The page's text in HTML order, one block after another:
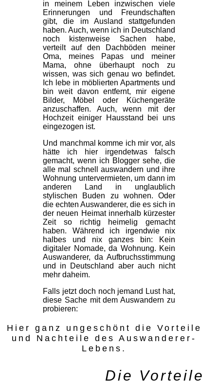
in meinem Leben inzwischen viele
Erinnerungen und Freundschaften
gibt, die im Ausland stattgefunden
haben. Auch, wenn ich in Deutschland
noch kistenweise Sachen habe,
verteilt auf den Dachböden meiner
Oma, meines Papas und meiner
Mama, ohne überhaupt noch zu
wissen, was sich genau wo befindet.
Ich lebe in möblierten Apartments und
bin weit davon entfernt, mir eigene
Bilder, Möbel oder Küchengeräte
anzuschaffen. Auch, wenn mit der
Hochzeit einiger Hausstand bei uns
eingezogen ist.
Und manchmal komme ich mir vor, als
hätte ich hier irgendetwas falsch
gemacht, wenn ich Blogger sehe, die
alle mal schnell auswandern und ihre
Wohnung untervermieten, um dann im
anderen Land in unglaublich
stylischen Buden zu wohnen. Oder
die echten Auswanderer, die es sich in
der neuen Heimat innerhalb kürzester
Zeit so richtig heimelig gemacht
haben. Während ich irgendwie nix
halbes und nix ganzes bin: Kein
digitaler Nomade, da Wohnung. Kein
Auswanderer, da Aufbruchsstimmung
und in Deutschland aber auch nicht
mehr daheim.
Falls jetzt doch noch jemand Lust hat,
diese Sache mit dem Auswandern zu
probieren:
Hier ganz ungeschönt die Vorteile
und Nachteile des Auswanderer-
Lebens.
Die Vorteile